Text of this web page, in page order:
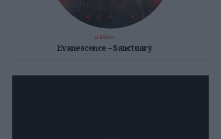
ΔΙΕΘΝΗ
Evanescence – Sanctuary